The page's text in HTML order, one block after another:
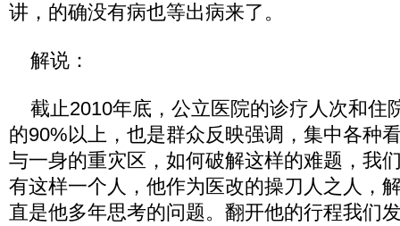
讲，的确没有病也等出病来了。
解说：
截止2010年底，公立医院的诊疗人次和住
的90%以上，也是群众反映强调，集中各种
与一身的重灾区，如何破解这样的难题，我
有这样一个人，他作为医改的操刀人之人，
直是他多年思考的问题。翻开他的行程我们